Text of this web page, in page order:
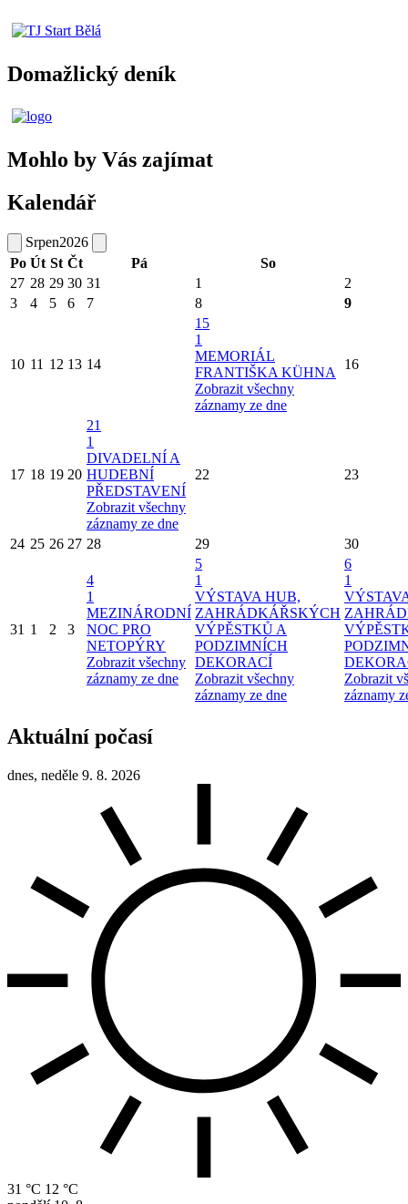
Domažlický deník
Mohlo by Vás zajímat
Kalendář
Srpen2026
Po Út St Čt Pá
So
27 28 29 30 31 1
2
3
4 5 6 7 8 9
10 11 12 13 14
15
1
MEMORIÁL
FRANTIŠKA KÜHNA
Zobrazit všechny
záznamy ze dne
16
17 18 19 20
21
1
DIVADELNÍ A
HUDEBNÍ
PŘEDSTAVENÍ
Zobrazit všechny
záznamy ze dne
22 23
24 25 26 27 28 29 30
31 1 2 3
4
1
MEZINÁRODNÍ
NOC PRO
NETOPÝRY
Zobrazit všechny
záznamy ze dne
5
1
VÝSTAVA HUB,
ZAHRÁDKÁŘSKÝCH
VÝPĚSTKŮ A
PODZIMNÍCH
DEKORACÍ
Zobrazit všechny
záznamy ze dne
6
1
Zobrazit
záznamy
Aktuální počasí
dnes, neděle 9. 8. 2026
31 °C 12 °C